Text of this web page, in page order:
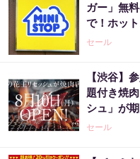
ガー」無
で！ホッ
セール
【渋谷】
題付き焼
シュ」が
受付中》
セール